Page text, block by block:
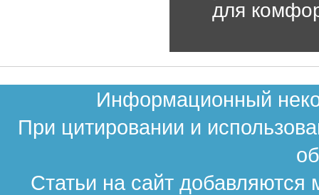
для
Информационный
При цитировании и
Статьи на сайт